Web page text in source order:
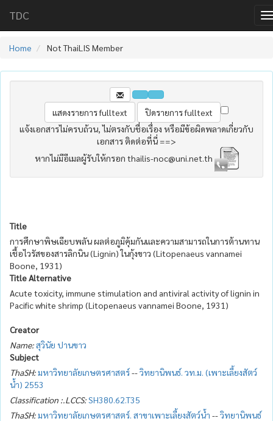
TDC
Home Not ThaiLIS Member
แจ้งเอกสารไม่ครบถ้วน, ไม่ตรงกับชื่อเรื่อง หรือมีข้อผิดพลาดเกี่ยวกับ
เอกสาร ติดต่อที่นี่ ==>
หากไม่มีอีเมลผู้รับให้กรอก thailis-noc@uni.net.th
Title
การศึกษาพิษเฉียบพลัน ผลต่อภูมิคุ้มกันและความสามารถในการต้านทาน
เชื้อไวรัสของสารลิกนิน (Lignin) ในกุ้งขาว (Litopenaeus vannamei
Boone, 1931)
Title Alternative
Acute toxicity, immune stimulation and antiviral activity of lignin in
Pacific white shrimp (Litopenaeus vannamei Boone, 1931)
Creator
Name:สุวินัย ปานขาว
Subject
ThaSH:มหาวิทยาลัยเกษตรศาสตร์--วิทยานิพนธ์. วท.ม. (เพาะเลี้ยงสัตว์
น้ำ) 2553
Classification :.LCCS:SH380.62.T35
ThaSH:มหาวิทยาลัยเกษตรศาสตร์. สาขาเพาะเลี้ยงสัตว์น้ำ --วิทยานิพนธ์